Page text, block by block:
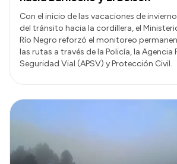
Con el inicio de las vacaciones de
del tránsito hacia la cordillera, el
Río Negro reforzó el monitoreo
las rutas a través de la Policía, la Agencia
Seguridad Vial (APSV) y Protección Civil.